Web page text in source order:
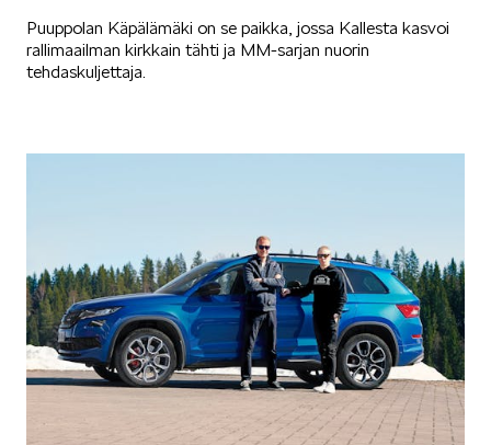
KUVASSA
Puuppolan Käpälämäki on se paikka, jossa Kallesta kasvoi
rallimaailman kirkkain tähti ja MM-sarjan nuorin
tehdaskuljettaja.